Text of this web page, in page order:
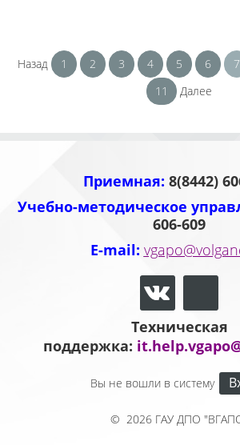
Назад 1 2 3 4 5 6 7
11
Далее
Приемная: 8(8442)
Учебно-методическое
606-609
E-mail:
Техническая
поддержка:
Вы не вошли в систему
© 2026 ГАУ ДПО